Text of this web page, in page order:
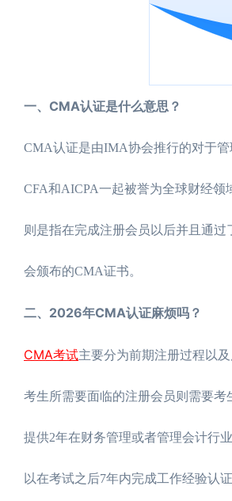
一、CMA认证是什么意思？
CMA认证是由IMA协会推行的对于
CFA和AICPA一起被誉为全球财经
则是指在完成注册会员以后并且通
会颁布的CMA证书。
二、2026年CMA认证麻烦吗？
CMA考试主要分为前期注册过程以
考生所需要面临的注册会员则需要
提供2年在财务管理或者管理会计行
以在考试之后7年内完成工作经验认